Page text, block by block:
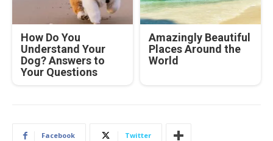
How Do You
Understand Your
Dog? Answers to
Your Questions
Amazingly Beautiful
Places Around the
World
Facebook Twitter